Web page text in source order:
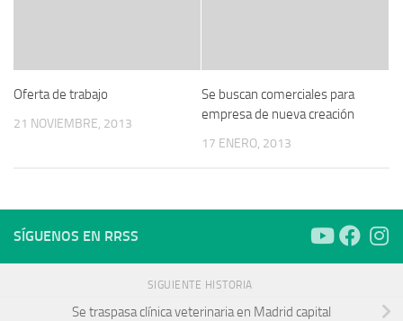
Oferta de trabajo
21 NOVIEMBRE, 2013
Se buscan comerciales para
empresa de nueva creación
17 ENERO, 2013
SÍGUENOS EN RRSS
SIGUIENTE HISTORIA
Se traspasa clínica veterinaria en Madrid capital